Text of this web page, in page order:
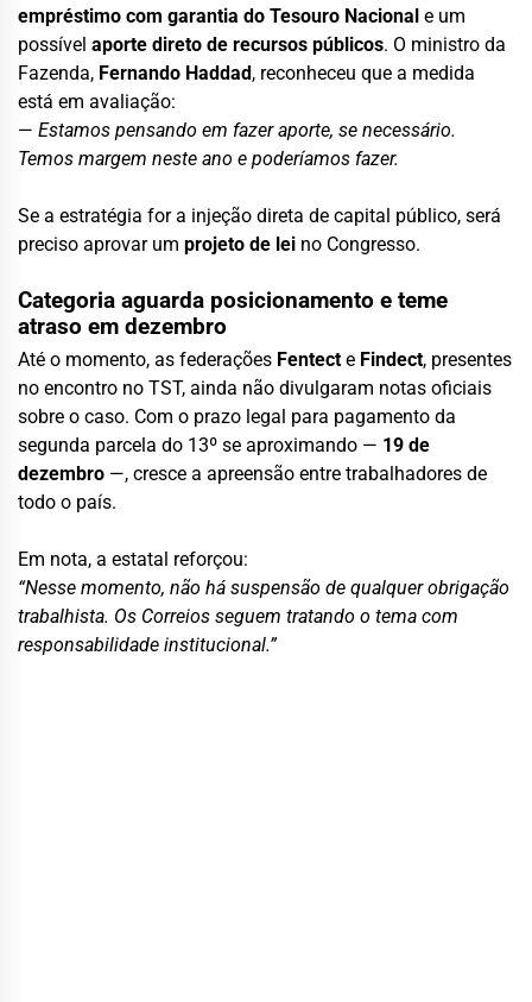
empréstimo com garantia do Tesouro Nacional e um
possível aporte direto de recursos públicos. O ministro da
Fazenda, Fernando Haddad, reconheceu que a medida
está em avaliação:
— Estamos pensando em fazer aporte, se necessário.
Temos margem neste ano e poderíamos fazer.
Se a estratégia for a injeção direta de capital público, será
preciso aprovar um projeto de lei no Congresso.
Categoria aguarda posicionamento e teme
atraso em dezembro
Até o momento, as federações Fentect e Findect, presentes
no encontro no TST, ainda não divulgaram notas oficiais
sobre o caso. Com o prazo legal para pagamento da
segunda parcela do 13º se aproximando — 19 de
dezembro —, cresce a apreensão entre trabalhadores de
todo o país.
Em nota, a estatal reforçou:
“Nesse momento, não há suspensão de qualquer obrigação
trabalhista. Os Correios seguem tratando o tema com
responsabilidade institucional.”